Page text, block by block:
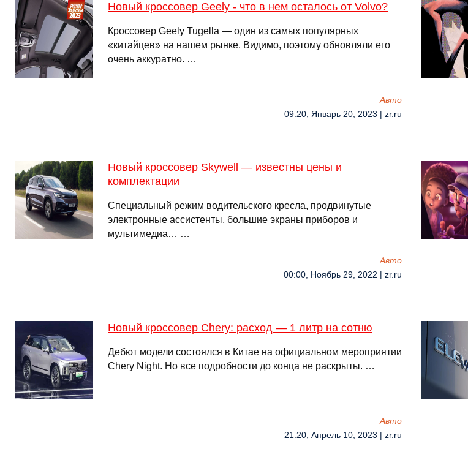
Новый кроссовер Geely - что в нем осталось от Volvo?
Кроссовер Geely Tugella — один из самых популярных
«китайцев» на нашем рынке. Видимо, поэтому обновляли его
очень аккуратно. …
Авто
09:20, Январь 20, 2023 | zr.ru
Новый кроссовер Skywell — известны цены и
комплектации
Специальный режим водительского кресла, продвинутые
электронные ассистенты, большие экраны приборов и
мультимедиа… …
Авто
00:00, Ноябрь 29, 2022 | zr.ru
Новый кроссовер Chery: расход — 1 литр на сотню
Дебют модели состоялся в Китае на официальном мероприятии
Chery Night. Но все подробности до конца не раскрыты. …
Авто
21:20, Апрель 10, 2023 | zr.ru